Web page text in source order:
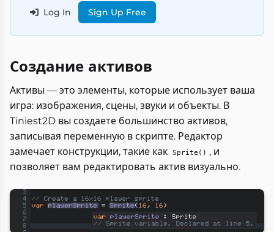
Log In
Sign Up Free
Создание активов
Активы — это элементы, которые использует ваша
игра: изображения, сцены, звуки и объекты. В
Tiniest2D вы создаете большинство активов,
записывая переменную в скрипте. Редактор
замечает конструкции, такие как Sprite() , и
позволяет вам редактировать актив визуально.